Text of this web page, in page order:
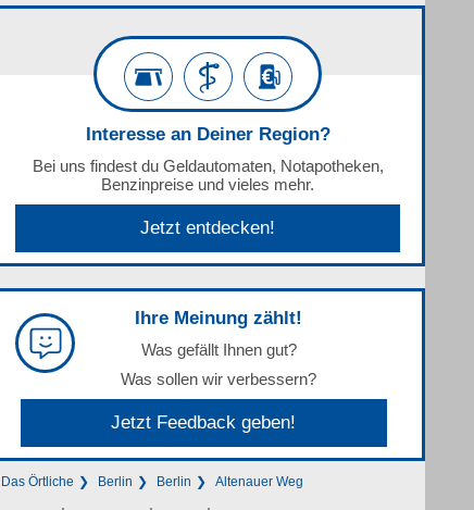
Interesse an Deiner Region?
Bei uns findest du Geldautomaten, Notapotheken,
Benzinpreise und vieles mehr.
Jetzt entdecken!
Ihre Meinung zählt!
Was gefällt Ihnen gut?
Was sollen wir verbessern?
Jetzt Feedback geben!
Das Örtliche Berlin Berlin Altenauer Weg